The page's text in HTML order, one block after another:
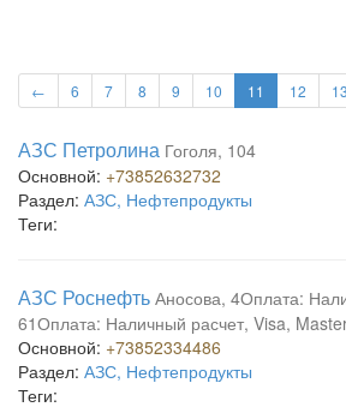
← 6 7 8 9 10 11 12 13
АЗС Петролина Гоголя, 104
Основной: +73852632732
Раздел: АЗС, Нефтепродукты
Теги:
АЗС Роснефть Аносова, 4Оплата:
61Оплата: Наличный расчет, Visa,
Основной: +73852334486
Раздел: АЗС, Нефтепродукты
Теги: